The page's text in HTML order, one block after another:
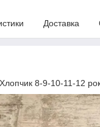
Доставка
8-9-10-11-12